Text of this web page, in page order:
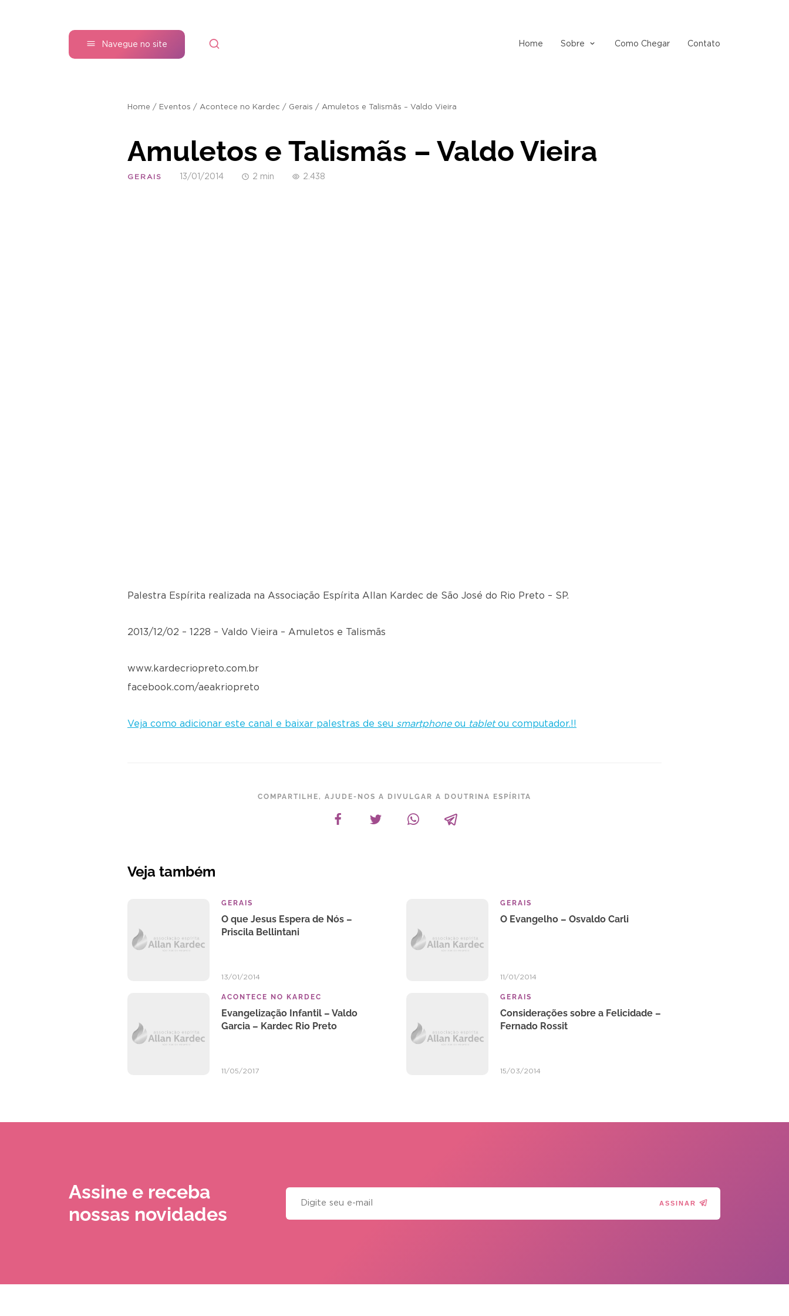
Navegue no site Home Sobre Como Chegar Contato
Home / Eventos / Acontece no Kardec / Gerais / Amuletos e Talismãs – Valdo Vieira
Amuletos e Talismãs – Valdo Vieira
GERAIS 13/01/2014 2 min 2.438
Palestra Espírita realizada na Associação Espírita Allan Kardec de São José do Rio Preto – SP.
2013/12/02 – 1228 – Valdo Vieira – Amuletos e Talismãs
www.kardecriopreto.com.br
facebook.com/aeakriopreto
Veja como adicionar este canal e baixar palestras de seu smartphoneou tabletou computador.!!
COMPARTILHE, AJUDE-NOS A DIVULGAR A DOUTRINA ESPÍRITA
Veja também
GERAIS
O que Jesus Espera de Nós –
Priscila Bellintani
13/01/2014
GERAIS
O Evangelho – Osvaldo Carli
11/01/2014
ACONTECE NO KARDEC
Evangelização Infantil – Valdo
Garcia – Kardec Rio Preto
11/05/2017
GERAIS
Considerações sobre a Felicidade –
Fernado Rossit
15/03/2014
Assine e receba
nossas novidades
ASSINAR